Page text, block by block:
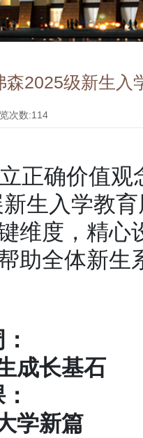
2025级新生入
次数:114
正确价值观
生入学教
维度，精心
助全体新生
成长基石
学新篇